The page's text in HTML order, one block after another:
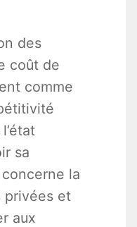
des
coût de
comme
sa
la
privées et
aux